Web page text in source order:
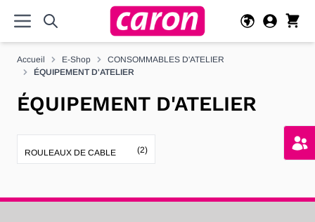
Accueil E-Shop
CONSOMMABLES D'ATELIER
ÉQUIPEMENT D'ATELIER
ÉQUIPEMENT D'ATELIER
ROULEAUX DE CABLE (2)